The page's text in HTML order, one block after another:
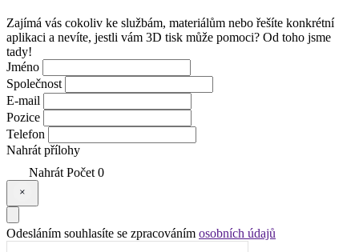
Zajímá vás cokoliv ke službám, materiálům nebo řešíte konkrétní
aplikaci a nevíte, jestli vám 3D tisk může pomoci? Od toho jsme
tady!
Jméno
Společnost
E-mail
Pozice
Telefon
Nahrát přílohy
Nahrát Počet 0
Odesláním souhlasíte se zpracováním osobních údajů